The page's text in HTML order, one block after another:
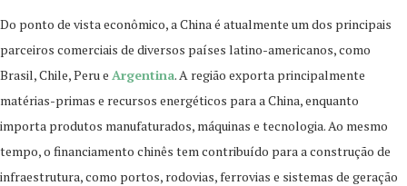
Do ponto de vista econômico, a China é atualmente um dos principais
parceiros comerciais de diversos países latino-americanos, como
Brasil, Chile, Peru e Argentina. A região exporta principalmente
matérias-primas e recursos energéticos para a China, enquanto
importa produtos manufaturados, máquinas e tecnologia. Ao mesmo
tempo, o financiamento chinês tem contribuído para a construção de
infraestrutura, como portos, rodovias, ferrovias e sistemas de geração